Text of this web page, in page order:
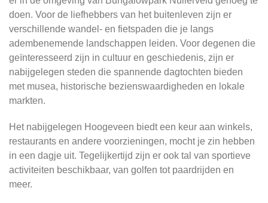
doen. Voor de liefhebbers van het buitenleven zijn er
verschillende wandel- en fietspaden die je langs
adembenemende landschappen leiden. Voor degenen die
geïnteresseerd zijn in cultuur en geschiedenis, zijn er
nabijgelegen steden die spannende dagtochten bieden
met musea, historische bezienswaardigheden en lokale
markten.
Het nabijgelegen Hoogeveen biedt een keur aan winkels,
restaurants en andere voorzieningen, mocht je zin hebben
in een dagje uit. Tegelijkertijd zijn er ook tal van sportieve
activiteiten beschikbaar, van golfen tot paardrijden en
meer.